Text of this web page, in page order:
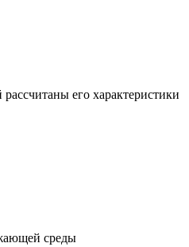
его характеристики
среды